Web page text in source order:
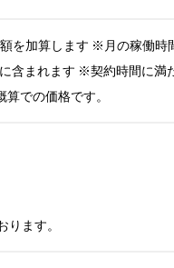
を加算します ※月の稼働時
含まれます ※契約時間に満
での価格です。
ます。